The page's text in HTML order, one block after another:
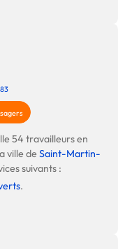
54 travailleurs en
ville deSaint-Martin-
suivants :
.